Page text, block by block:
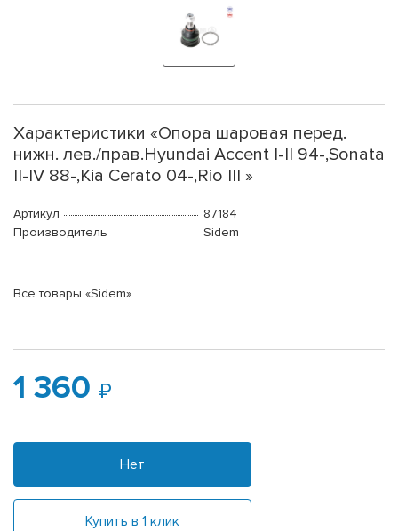
Характеристики «Опора шаровая перед.
нижн. лев./прав.Hyundai Accent I-II 94-,Sonata
II-IV 88-,Kia Cerato 04-,Rio III »
Артикул
87184
Производитель
Sidem
Все товары «Sidem»
1 360
Нет
Купить в 1 клик